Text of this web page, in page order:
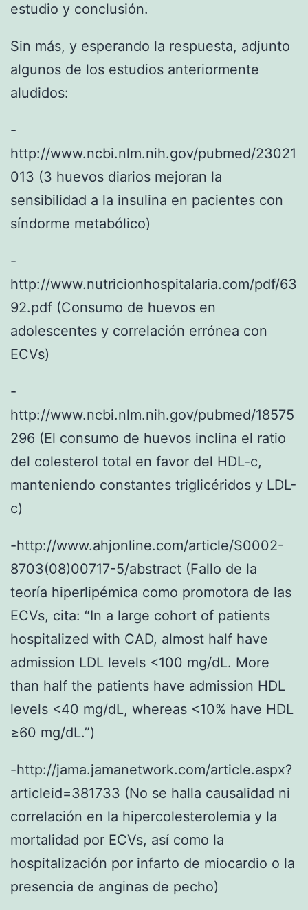
estudio y conclusión.
Sin más, y esperando la respuesta, adjunto
algunos de los estudios anteriormente
aludidos:
-
http://www.ncbi.nlm.nih.gov/pubmed/23021
013 (3 huevos diarios mejoran la
sensibilidad a la insulina en pacientes con
síndorme metabólico)
-
http://www.nutricionhospitalaria.com/pdf/63
92.pdf (Consumo de huevos en
adolescentes y correlación errónea con
ECVs)
-
http://www.ncbi.nlm.nih.gov/pubmed/18575
296 (El consumo de huevos inclina el ratio
del colesterol total en favor del HDL-c,
manteniendo constantes triglicéridos y LDL-
c)
-http://www.ahjonline.com/article/S0002-
8703(08)00717-5/abstract (Fallo de la
teoría hiperlipémica como promotora de las
ECVs, cita: “In a large cohort of patients
hospitalized with CAD, almost half have
admission LDL levels <100 mg/dL. More
than half the patients have admission HDL
levels <40 mg/dL, whereas <10% have HDL
≥60 mg/dL.”)
-http://jama.jamanetwork.com/article.aspx?
articleid=381733 (No se halla causalidad ni
correlación en la hipercolesterolemia y la
mortalidad por ECVs, así como la
hospitalización por infarto de miocardio o la
presencia de anginas de pecho)